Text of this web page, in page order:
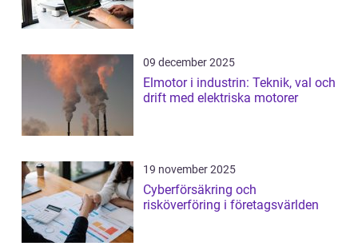
09 december 2025
Elmotor i industrin: Teknik, val och
drift med elektriska motorer
19 november 2025
Cyberförsäkring och
risköverföring i företagsvärlden